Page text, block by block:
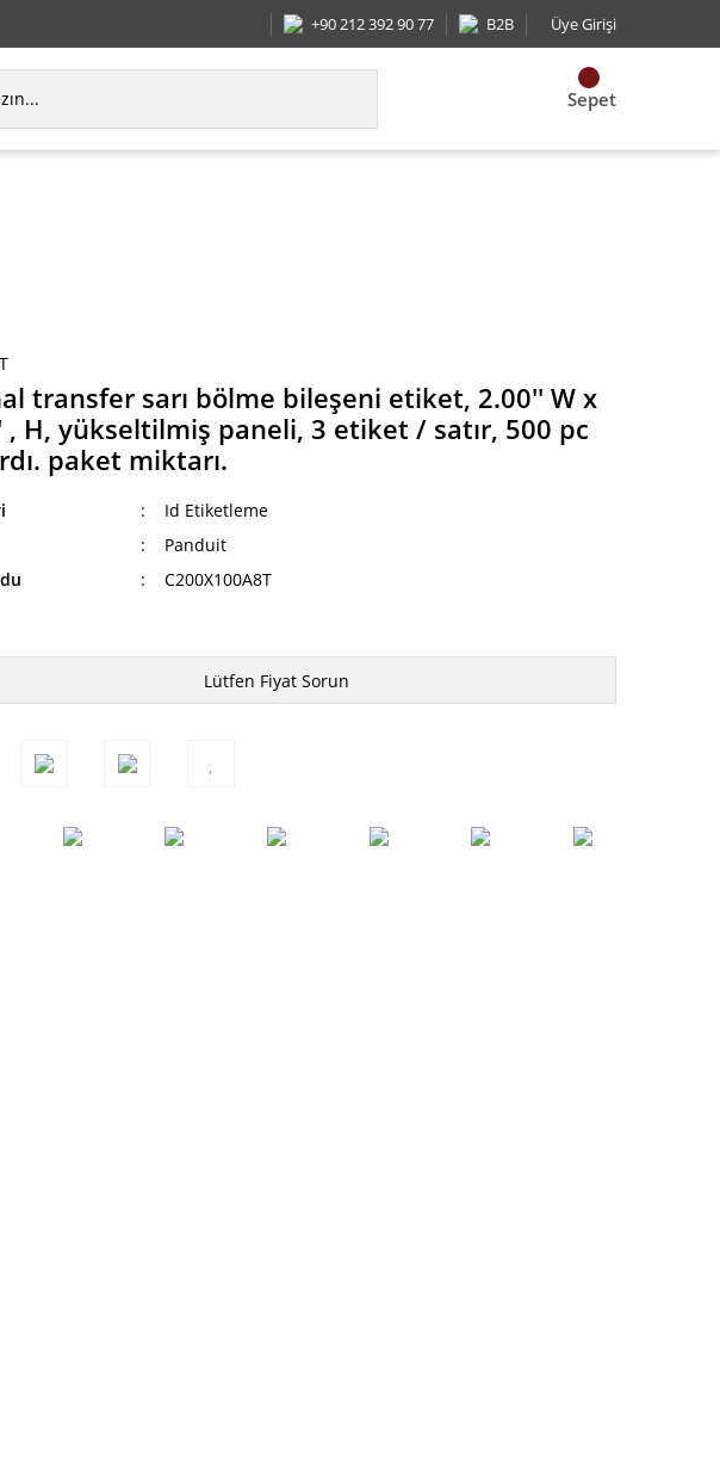
+90 212 392 90 77 B2B Üye Girişi
Sepet
transfer sarı bölme bileşeni etiket, 2.00'' W x
, H, yükseltilmiş paneli, 3 etiket / satır, 500 pc
paket miktarı.
Id Etiketleme
Panduit
C200X100A8T
Lütfen Fiyat Sorun